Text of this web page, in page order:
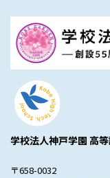
学校法人神戸学園 高
〒658-0032